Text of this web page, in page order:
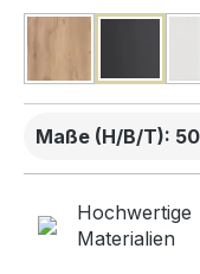
Maße (H/B/T):
Hochwertige
Materialien